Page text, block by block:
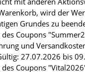
wird der
Grundes zu
Coupons
und
27.07.2026 bis
Coupons